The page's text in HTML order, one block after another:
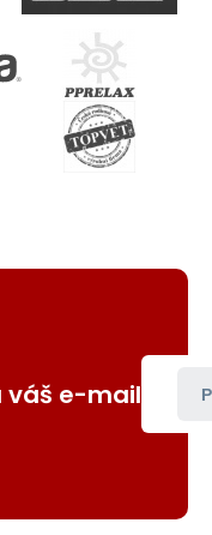
váš e-mail